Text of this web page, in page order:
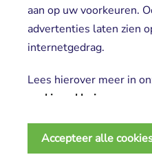
aan op uw voorkeuren.
advertenties laten zien
internetgedrag.
Lees hierover meer in
cookieverklaring
Noodzakelijke cookies
Accepteer alle
Aanmelden
Privacy verklaring
Disclaimer